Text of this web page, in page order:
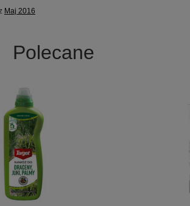
Maj 2016
Polecane